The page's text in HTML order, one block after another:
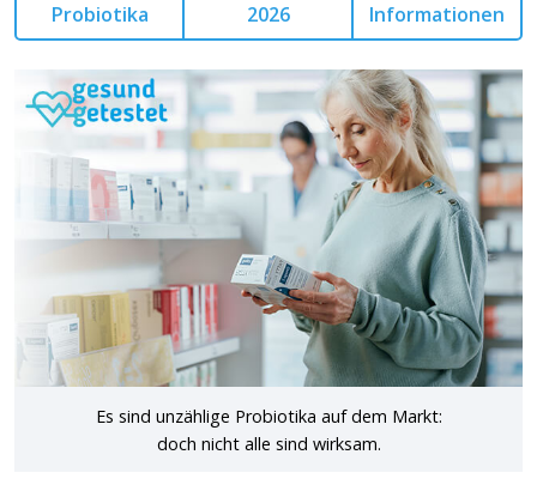
Probiotika
2026
Informationen
Es sind unzählige Probiotika auf dem Markt:
doch nicht alle sind wirksam.